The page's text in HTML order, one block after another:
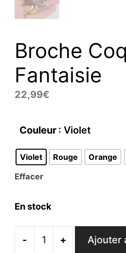
Broche Coq
Fantaisie
22,99€
Couleur : Violet
Violet Rouge Orange
Effacer
En stock
-
quantité
+ Ajouter